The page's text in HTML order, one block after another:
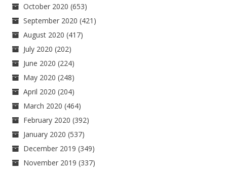
October 2020 (653)
September 2020 (421)
August 2020 (417)
July 2020 (202)
June 2020 (224)
May 2020 (248)
April 2020 (204)
March 2020 (464)
February 2020 (392)
January 2020 (537)
December 2019 (349)
November 2019 (337)